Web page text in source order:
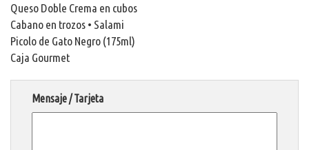
Queso Doble Crema en cubos
Cabano en trozos • Salami
Picolo de Gato Negro (175ml)
Caja Gourmet
Mensaje / Tarjeta